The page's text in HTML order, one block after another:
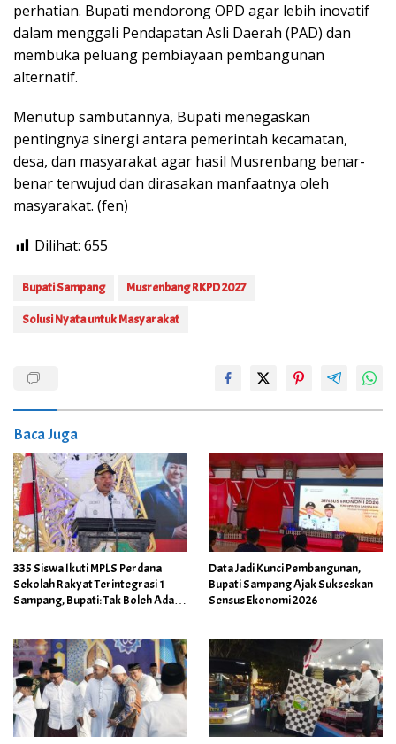
perhatian. Bupati mendorong OPD agar lebih inovatif
dalam menggali Pendapatan Asli Daerah (PAD) dan
membuka peluang pembiayaan pembangunan
alternatif.
Menutup sambutannya, Bupati menegaskan
pentingnya sinergi antara pemerintah kecamatan,
desa, dan masyarakat agar hasil Musrenbang benar-
benar terwujud dan dirasakan manfaatnya oleh
masyarakat. (fen)
Dilihat: 655
Bupati Sampang Musrenbang RKPD 2027
Solusi Nyata untuk Masyarakat
Baca Juga
335 Siswa Ikuti MPLS Perdana
Sekolah Rakyat Terintegrasi 1
Sampang, Bupati: Tak Boleh Ada
Data Jadi Kunci Pembangunan,
Bupati Sampang Ajak Sukseskan
Sensus Ekonomi 2026